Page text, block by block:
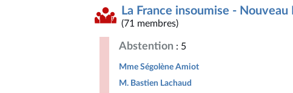
La France insoumise - Nouveau
(71 membres)
Abstention : 5
Mme Ségolène Amiot
M. Bastien Lachaud